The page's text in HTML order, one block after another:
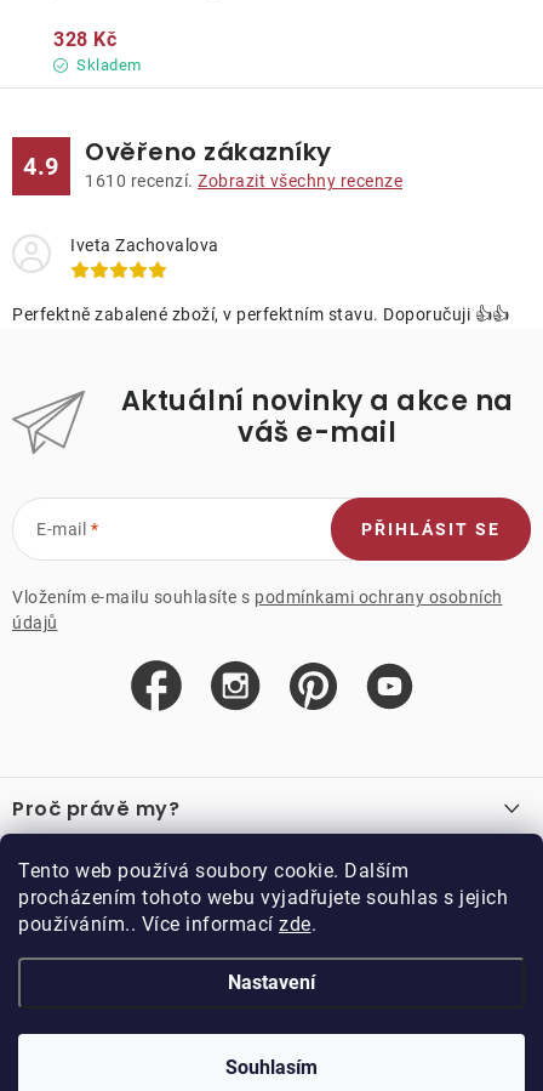
Tento web používá soubory cookie. Dalším
procházením tohoto webu vyjadřujete souhlas s jejich
používáním.. Více informací zde.
Nastavení
Souhlasím
Skladem
328 Kč
4.9 Ověřeno zákazníky
1610 recenzí. Zobrazit všechny recenze
Iveta Zachovalova
Perfektně zabalené zboží, v perfektním stavu. Doporučuji 👍👍
Aktuální novinky a akce na
váš e-mail
E-mail
Vložením e-mailu souhlasíte s podmínkami ochrany osobních
údajů
PŘIHLÁSIT SE
á
p
a
Proč právě my?
Recenze
Důležité odkazy
Velkoobchod
Vzorková prodejna
Kariéra
Blog
O nákupu
Obchodní podmínky
Podmínky věrnostního programu
Doppler CZ spol. s.r.o.,
DOPPLER CZ spol. s r.o.. Všechna práva vyhrazena.